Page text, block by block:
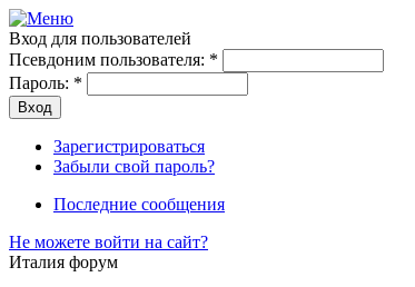
Вход для пользователей
Псевдоним пользователя: *
Пароль: *
Зарегистрироваться
Забыли свой пароль?
Последние сообщения
Не можете войти на сайт?
Италия форум